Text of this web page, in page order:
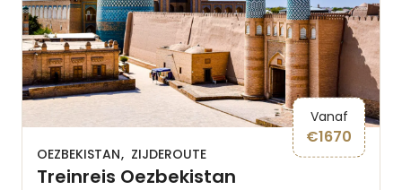
Vanaf
€1670
OEZBEKISTAN ZIJDEROUTE
Treinreis Oezbekistan